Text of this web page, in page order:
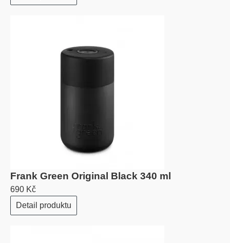
Frank Green Original Black 340 ml
690 Kč
Detail produktu